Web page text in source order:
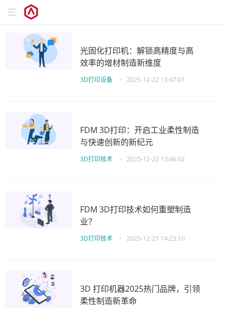
光固化打印机：解锁高精度与高
效率的增材制造新维度
3D打印设备 • 2025-12-22 13:47:01
FDM 3D打印：开启工业柔性制造
与快速创新的新纪元
3D打印技术 • 2025-12-22 13:46:02
FDM 3D打印技术如何重塑制造
业？
3D打印技术 • 2025-12-21 14:23:10
3D 打印机器2025热门品牌，引领
柔性制造新革命